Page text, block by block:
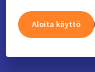
Aloita käyttö